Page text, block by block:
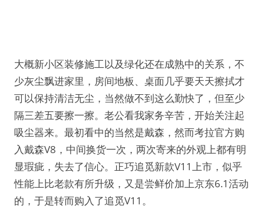
大概新小区装修施工以及绿化还在成熟中的关系，不
少灰尘飘进家里，房间地板、桌面几乎要天天擦拭才
可以保持清洁无尘，当然做不到这么勤快了，但至少
隔三差五要擦一擦。老公看我家务辛苦，开始关注起
吸尘器来。最初看中的当然是戴森，然而考拉官方购
入戴森V8，中间换货一次，两次寄来的外观上都有明
显瑕疵，失去了信心。正巧追觅新款V11上市，似乎
性能上比老款有所升级，又是尝鲜价加上京东6.1活动
的，于是转而购入了追觅V11。